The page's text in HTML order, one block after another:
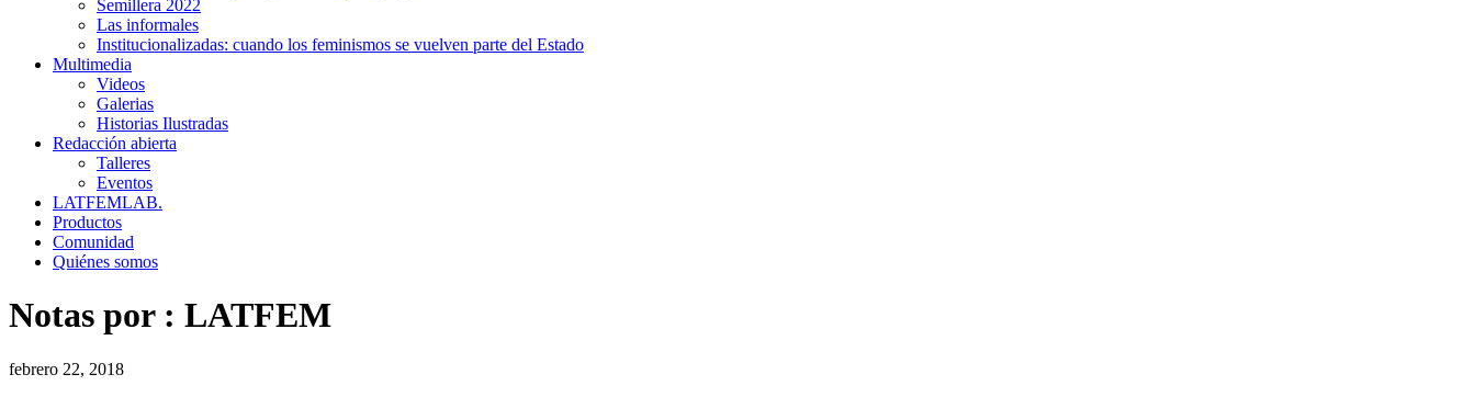
Semillera 2022
Las informales
Institucionalizadas: cuando los feminismos se vuelven parte del Estado
Multimedia
Videos
Galerias
Historias Ilustradas
Redacción abierta
Talleres
Eventos
LATFEMLAB.
Productos
Comunidad
Quiénes somos
Notas por : LATFEM
febrero 22, 2018